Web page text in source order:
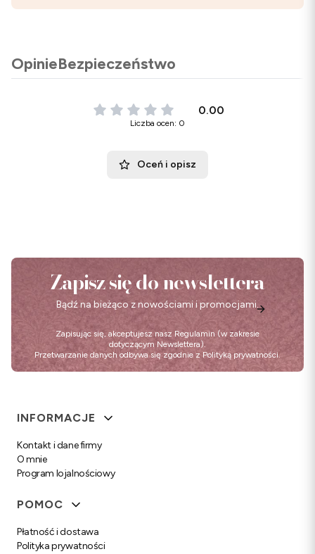
OpinieBezpieczeństwo
0.00
Liczba ocen: 0
Oceń i opisz
Zapisz się do newslettera
Bądź na bieżąco z nowościami i promocjami.
Zapisując się, akceptujesz nasz Regulamin (w zakresie
dotyczącym Newslettera).
Przetwarzanie danych odbywa się zgodnie z Polityką prywatności.
Linki w stopce
INFORMACJE
Kontakt i dane firmy
O mnie
Program lojalnościowy
POMOC
Płatność i dostawa
Polityka prywatności